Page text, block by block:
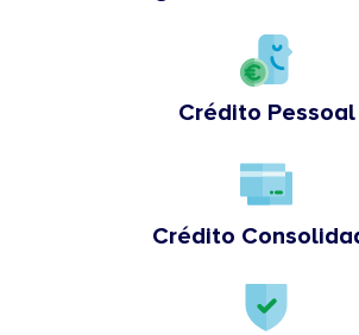
Crédito Pessoal
Crédito